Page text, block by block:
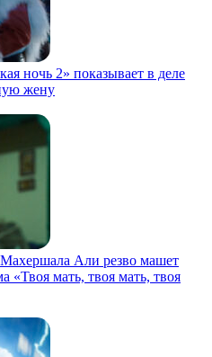
ночь 2» показывает в деле
жену
Али резво машет
«Твоя мать, твоя мать, твоя